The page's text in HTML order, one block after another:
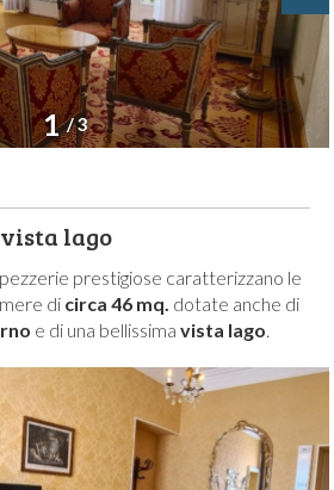
1 / 3
lago
prestigiose caratterizzano le
di circa 46 mq. dotate anche di
e di una bellissima vista lago